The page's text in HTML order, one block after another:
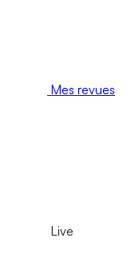
Mes revues
Live